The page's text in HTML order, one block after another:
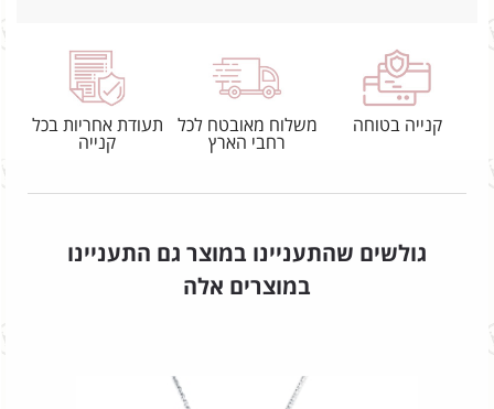
קנייה בטוחה
משלוח מאובטח לכל
רחבי הארץ
תעודת אחריות בכל
קנייה
גולשים שהתעניינו במוצר גם התעניינו
במוצרים אלה